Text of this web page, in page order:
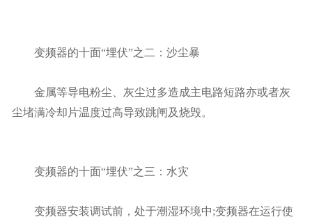
变频器的十面“埋伏”之二：沙尘暴
金属等导电粉尘、灰尘过多造成主电路短路亦或者灰
尘堵满冷却片温度过高导致跳闸及烧毁。
变频器的十面“埋伏”之三：水灾
变频器安装调试前，处于潮湿环境中;变频器在运行使